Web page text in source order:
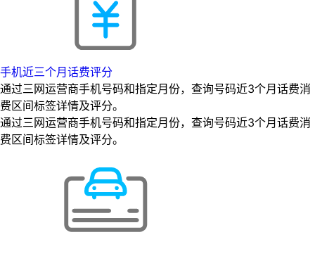
手机近三个月话费评分
通过三网运营商手机号码和指定月份，查询号码近3个月话费消
费区间标签详情及评分。
通过三网运营商手机号码和指定月份，查询号码近3个月话费消
费区间标签详情及评分。